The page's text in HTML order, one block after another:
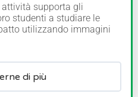
attività supporta gli
studenti a studiare le
utilizzando immagini
di più